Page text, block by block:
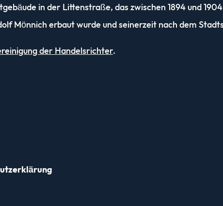
in der Littenstraße, das zwischen 1894 und
Mönnich erbaut wurde und seinerzeit nach dem
der Handelsrichter.